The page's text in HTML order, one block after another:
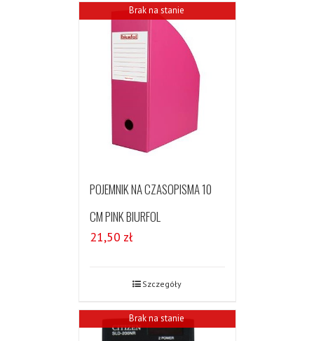
Brak na stanie
POJEMNIK NA CZASOPISMA 10
CM PINK BIURFOL
21,50 zł
Szczegóły
Brak na stanie